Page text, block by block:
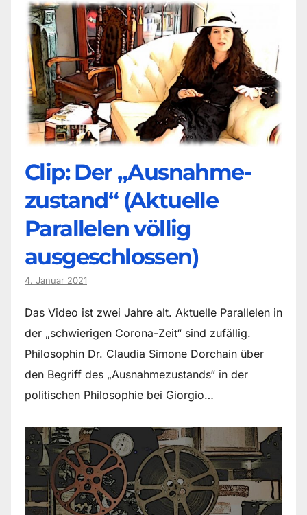
Clip: Der „Ausnahme-
zustand“ (Aktuelle
Parallelen völlig
ausgeschlossen)
4. Januar 2021
Das Video ist zwei Jahre alt. Aktuelle Parallelen in
der „schwierigen Corona-Zeit“ sind zufällig.
Philosophin Dr. Claudia Simone Dorchain über
den Begriff des „Ausnahmezustands“ in der
politischen Philosophie bei Giorgio…